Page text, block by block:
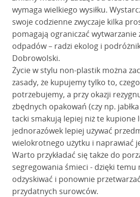
wymaga wielkiego wysiłku.
swoje codzienne zwyczaje kilka
pomagają ograniczać wytwarzanie
odpadów – radzi ekolog i
Dobrowolski.
Życie w stylu non-plastik można
zasady, że kupujemy tylko to,
potrzebujemy, a przy okazji
zbędnych opakowań (czy np.
tacki smakują lepiej niż te kupione
jednorazówek lepiej używać
wielokrotnego użytku i naprawiać
Warto przykładać się także do
segregowania śmieci - dzięki temu
odzyskiwać i ponownie
przydatnych surowców.